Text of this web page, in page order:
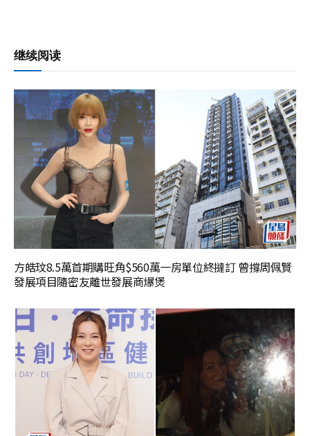
继续阅读
方皓玟8.5萬首期購旺角$560萬一房單位終撻訂 曾撐周佩賢
發展項目隨密友離世發展商爆煲